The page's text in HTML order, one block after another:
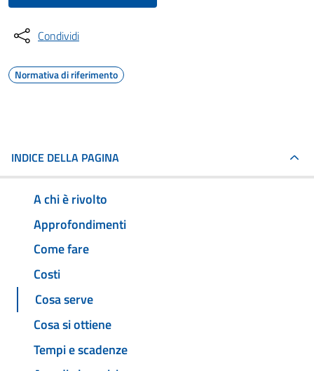
Condividi
Normativa di riferimento
INDICE DELLA PAGINA
A chi è rivolto
Approfondimenti
Come fare
Costi
Cosa serve
Cosa si ottiene
Tempi e scadenze